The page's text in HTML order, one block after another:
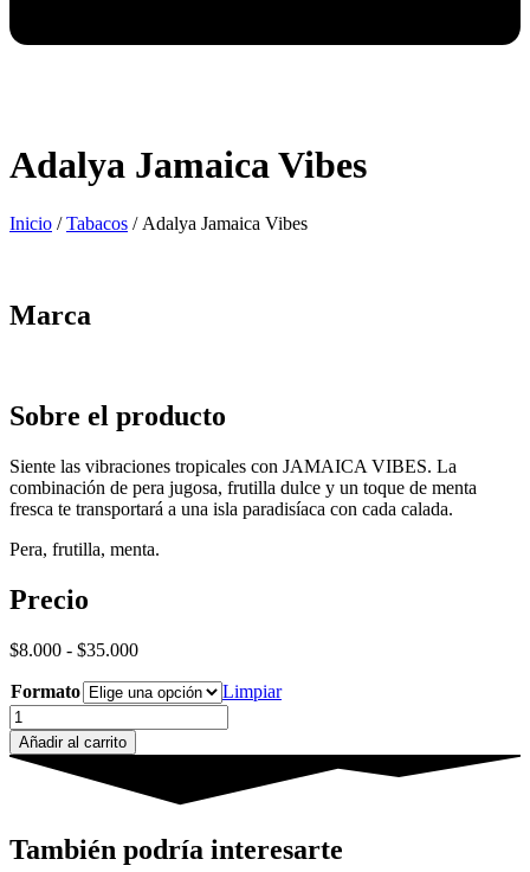
Adalya Jamaica Vibes
Inicio /Tabacos / Adalya Jamaica Vibes
Marca
Sobre el producto
Siente las vibraciones tropicales con JAMAICA VIBES. La
combinación de pera jugosa, frutilla dulce y un toque de menta
fresca te transportará a una isla paradisíaca con cada calada.
Pera, frutilla, menta.
Precio
$8.000 - $35.000Rango
precios:
desde
$8.000
hasta
Formato
Limpiar
Adalya
Jamaica
Vibes
cantidad
Añadir al carrito
También podría interesarte